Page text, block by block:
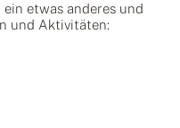
etwas anderes und
und Aktivitäten: